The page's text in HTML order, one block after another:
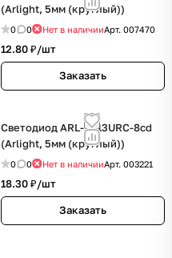
(Arlight, 5мм (круглый))
0 0 Нет в наличииАрт. 007470
12.80 ₽/шт
Заказать
Светодиод ARL-5313URC-8cd
(Arlight, 5мм (круглый))
0 0 Нет в наличииАрт. 003221
18.30 ₽/шт
Заказать